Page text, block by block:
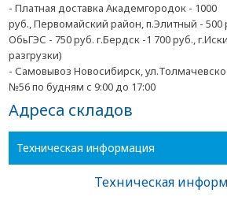
- Платная доставка Академгородок - 1000
руб., Первомайский район, п.Элитный - 500
ОбьГЭС - 750 руб. г.Бердск -1 700 руб.,
разгрузки)
- Самовывоз Новосибирск,
№56 по будням с 9:00 до 17:00
Адреса складов
Техническая информация
Техническая